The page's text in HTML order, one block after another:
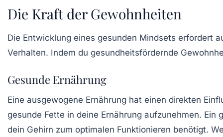
Die Kraft der Gewohnheiten
Die Entwicklung eines gesunden Mindsets erfordert
Verhalten. Indem du gesundheitsfördernde
Gesunde Ernährung
Eine ausgewogene Ernährung hat einen direkten
gesunde Fette in deine Ernährung aufzunehmen.
dein Gehirn zum optimalen Funktionieren benötigt.